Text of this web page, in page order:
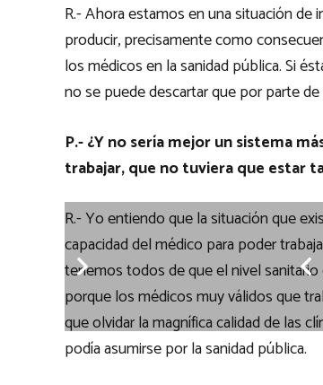
R.- Ahora estamos en una situación
producir, precisamente como
los médicos en la sanidad pública. Si
no se puede descartar que por parte
P.- ¿Y no sería mejor un sistema
trabajar, que no tuviera que estar
R.- Yo entiendo que la situación que
capacidad del médico para poder
tenemos todos de que el nivel
porque los médicos muy válidos que
que olvidar la magnífica calidad de las
podía asumirse por la sanidad pública.